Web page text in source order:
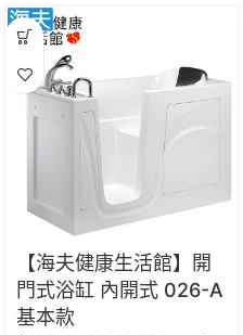
【海夫健康生活館】開
門式浴缸 內開式 026-A
基本款